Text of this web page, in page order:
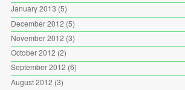
January 2013 (5)
December 2012 (5)
November 2012 (3)
October 2012 (2)
September 2012 (6)
August 2012 (3)